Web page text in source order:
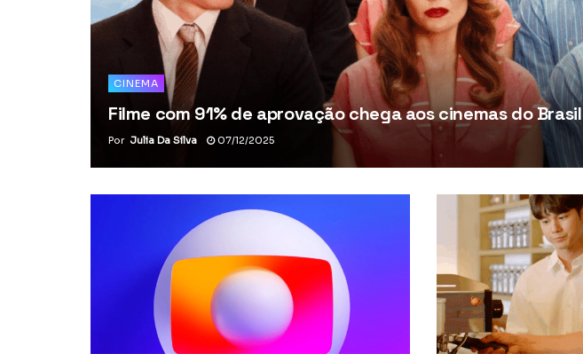
CINEMA
Filme com 91% de aprovação chega aos cinemas do Brasil
Por Julia Da Silva 07/12/2025